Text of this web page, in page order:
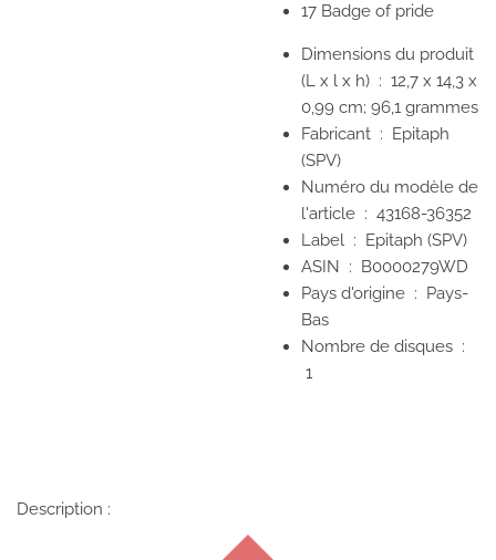
17 Badge of pride
Dimensions du produit
(L x l x h) ‏ : ‎ 12,7 x 14,3 x
0,99 cm; 96,1 grammes
Fabricant ‏ : ‎ Epitaph
(SPV)
Numéro du modèle de
l'article ‏ : ‎ 43168-36352
Label ‏ : ‎ Epitaph (SPV)
ASIN ‏ : ‎ B0000279WD
Pays d'origine ‏ : ‎ Pays-
Bas
Nombre de disques ‏ :
1
Description :